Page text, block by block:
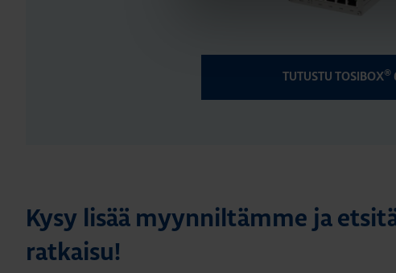
TUTUSTU TOSIBOX®
Kysy lisää myynniltämme ja
ratkaisu!